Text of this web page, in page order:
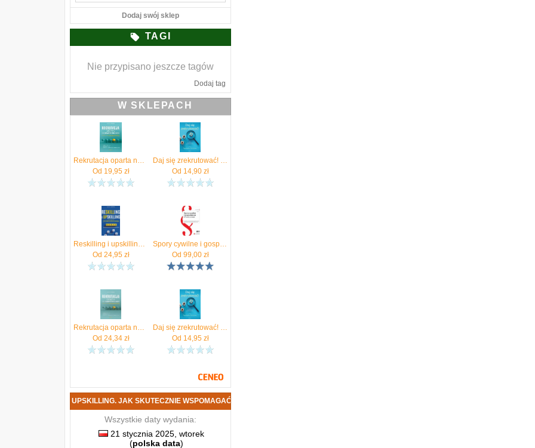
Dodaj swój sklep
TAGI
Nie przypisano jeszcze tagów
Dodaj tag
W SKLEPACH
Rekrutacja oparta na kompetencjach. Znajdź i rozwijaj idealnego pracownika
Od 19,95zł
Daj się zrekrutować! Jak przygotować się do procesu rekrutacji
Od 14,90zł
Reskilling i upskilling. Jak skutecznie wspomagać rozwój pracowników
Od 24,95zł
Spory cywilne i gospodarcze
Od 99,00zł
Rekrutacja oparta na kompetencjach. Znajdź i rozwijaj idealnego pracownika
Od 24,34zł
Daj się zrekrutować! Jak przygotować się do procesu rekrutacji
Od 14,95zł
JAK SKUTECZNIE WSPOMAGAĆ ROZWÓJ PRACOWNIKÓW DATA PREMIERY
Wszystkie daty wydania:
21 stycznia 2025, wtorek
(polska data)